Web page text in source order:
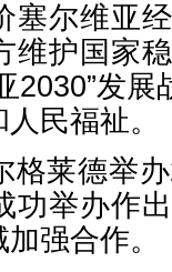
塞尔维亚
维护国家
2030”发
民福祉。
格莱德举
功举办作
强合作。